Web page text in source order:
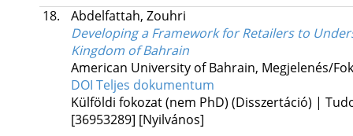
18.
Abdelfattah, Zouhri
Developing a Framework for Retailers to
Kingdom of Bahrain
American University of Bahrain, Megjelenés/
DOI Teljes dokumentum
Külföldi fokozat (nem PhD) (Disszertáció) |
[36953289] [Nyilvános]